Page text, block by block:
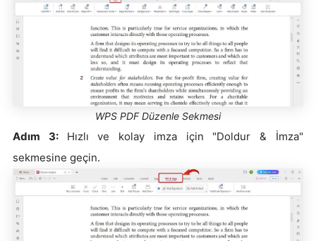
WPS PDF Düzenle Sekmesi
Adım 3: Hızlı ve kolay imza için "Doldur & İmza"
sekmesine geçin.